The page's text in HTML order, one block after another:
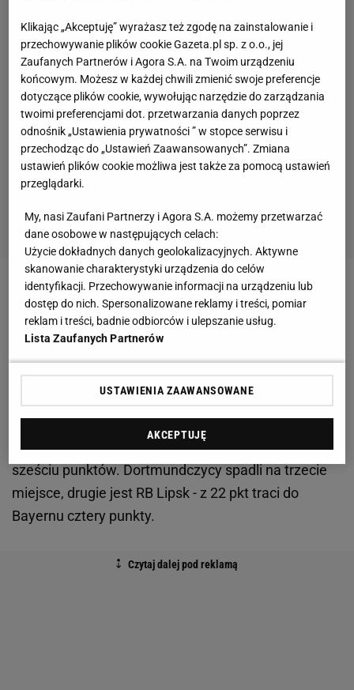
Początkowo większość obserwatorów przyznała
trafienie Polakowi, ale potem za strzelca oficjalnie
uznano Alabę. Czy to była dobra decyzja?
Pierwszego gola dla Bayernu strzelił Arjen Robben, a
na 2-0 trafił Robert Lewandowski pięknym
powiększył swoją przewagę w tabeli nad BVB do
sześciu punktów. Dortmundczycy spadli na trzecie
miejsce, drugie jest RB Lipsk - z 22 pkt traci do
Bayernu cztery punkty.
Klikając „Akceptuję” wyrażasz też zgodę na zainstalowanie i
przechowywanie plików cookie Gazeta.pl sp. z o.o., jej
Zaufanych Partnerów i Agora S.A. na Twoim urządzeniu
końcowym. Możesz w każdej chwili zmienić swoje preferencje
dotyczące plików cookie, wywołując narzędzie do zarządzania
twoimi preferencjami dot. przetwarzania danych poprzez
odnośnik „Ustawienia prywatności ” w stopce serwisu i
przechodząc do „Ustawień Zaawansowanych”. Zmiana
ustawień plików cookie możliwa jest także za pomocą ustawień
przeglądarki.
My, nasi Zaufani Partnerzy i Agora S.A. możemy przetwarzać
dane osobowe w następujących celach:
Użycie dokładnych danych geolokalizacyjnych. Aktywne
skanowanie charakterystyki urządzenia do celów
identyfikacji. Przechowywanie informacji na urządzeniu lub
dostęp do nich. Spersonalizowane reklamy i treści, pomiar
reklam i treści, badnie odbiorców i ulepszanie usług.
Lista Zaufanych Partnerów
USTAWIENIA ZAAWANSOWANE
AKCEPTUJĘ